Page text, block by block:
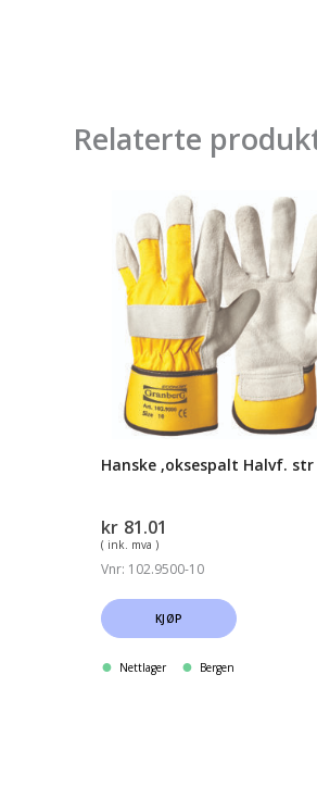
Relaterte
,oksespalt
Halvf.
str
Hanske ,oksespalt Halvf. str
kr 81.01
( ink. mva )
Vnr: 102.9500-10
KJØP
Nettlager Bergen